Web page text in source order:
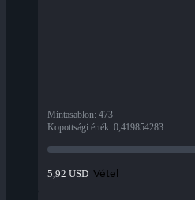
Mintasablon: 473
Kopottsági érték: 0,419854283
5,92 USD Vétel